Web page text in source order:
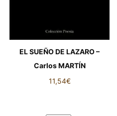
EL SUEÑO DE LAZARO –
Carlos MARTÍN
11,54€